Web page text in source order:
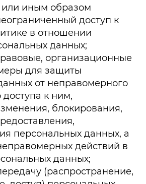
или иным образом
доступ к
в отношении
данных;
организационные
для защиты
от неправомерного
доступа к ним,
блокирования,
персональных данных, а
действий в
данных;
(распространение,